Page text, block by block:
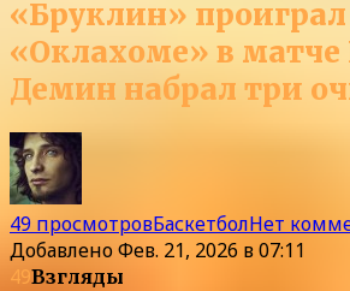
«Бруклин» проиграл
«Оклахоме» в
Демин набрал три
49 просмотровБаскетболНет
ДобавленоФев. 21, 2026 в 07:11
49Взгляды